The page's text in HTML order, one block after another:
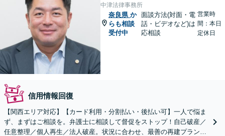
中津法律事務所
奈良県 か
らも相談
受付中
面談方法(対面・電
話・ビデオなど)は
応相談
営業時
間：本日
定休日
信用情報回復
【関西エリア対応】【カード利用・分割払い・後払い可】一人で悩ま
ず、まずはご相談を。弁護士に相談して督促をストップ！自己破産／
任意整理／個人再生／法人破産。状況に合わせ、最善の再建プランを